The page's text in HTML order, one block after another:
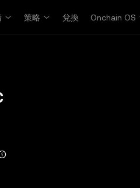
策略 兌換 Onchain OS